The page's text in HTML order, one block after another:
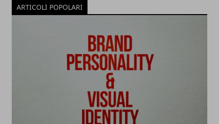
ARTICOLI POPOLARI